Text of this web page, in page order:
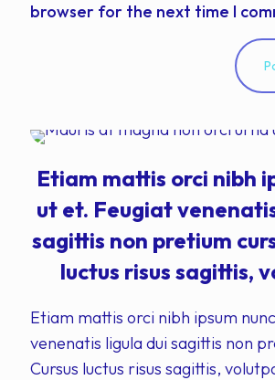
browser for the next time I
Etiam mattis orci nibh
ut et. Feugiat
sagittis non pretium
luctus risus sagittis,
Etiam mattis orci nibh ipsum
venenatis ligula dui sagittis non
Cursus luctus risus sagittis,